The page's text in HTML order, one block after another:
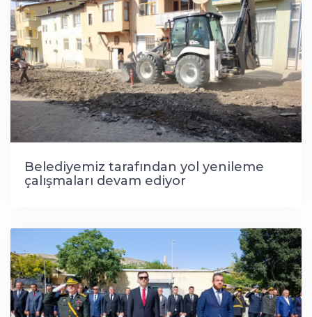
Belediyemiz tarafından yol yenileme
çalışmaları devam ediyor